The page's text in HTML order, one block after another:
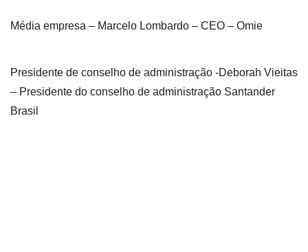
Média empresa – Marcelo Lombardo – CEO – Omie
Presidente de conselho de administração -Deborah Vieitas
– Presidente do conselho de administração Santander
Brasil